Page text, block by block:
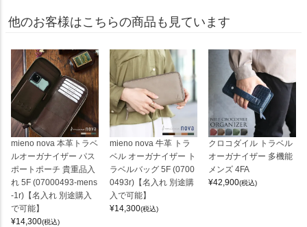
他のお客様はこちらの商品も見ています
mieno nova 本革トラベ
ルオーガナイザー パス
ポートポーチ 貴重品入
れ 5F (07000493-mens
-1r)【名入れ 別途購入
で可能】
¥14,300(税込)
mieno nova 牛革 トラ
ベル オーガナイザー ト
ラベルバッグ 5F (0700
0493r)【名入れ 別途購
入で可能】
¥14,300(税込)
クロコダイル トラベル
オーガナイザー 多機能
メンズ 4FA
¥42,900(税込)